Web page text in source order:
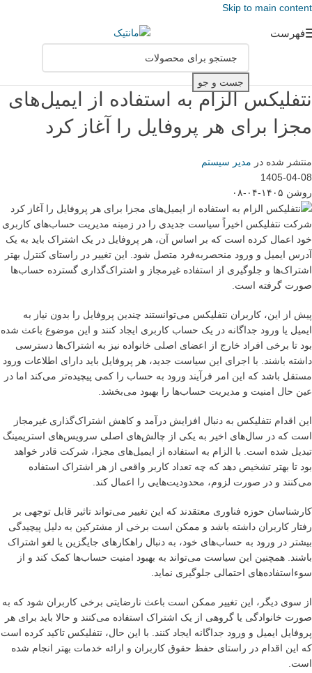
Skip to main content
فهرست
جست و جو
نتفلیکس الزام به استفاده از ایمیل‌های
مجزا برای هر پروفایل را آغاز کرد
منتشر شده در مدیر سیستم
1405-04-08
روشن ۱۴۰۵-۰۴-۰۸
شرکت نتفلیکس اخیراً سیاست جدیدی را در زمینه مدیریت حساب‌های کاربری
خود اعمال کرده است که بر اساس آن، هر پروفایل در یک اشتراک باید به یک
آدرس ایمیل و ورود منحصربه‌فرد متصل شود. این تغییر در راستای کنترل بهتر
اشتراک‌ها و جلوگیری از استفاده غیرمجاز و اشتراک‌گذاری گسترده حساب‌ها
صورت گرفته است.
پیش از این، کاربران نتفلیکس می‌توانستند چندین پروفایل را بدون نیاز به
ایمیل یا ورود جداگانه در یک حساب کاربری ایجاد کنند و این موضوع باعث شده
بود تا برخی افراد خارج از اعضای اصلی خانواده نیز به اشتراک‌ها دسترسی
داشته باشند. با اجرای این سیاست جدید، هر پروفایل باید دارای اطلاعات ورود
مستقل باشد که این امر فرآیند ورود به حساب را کمی پیچیده‌تر می‌کند اما در
عین حال امنیت و مدیریت حساب‌ها را بهبود می‌بخشد.
این اقدام نتفلیکس به دنبال افزایش درآمد و کاهش اشتراک‌گذاری غیرمجاز
است که در سال‌های اخیر به یکی از چالش‌های اصلی سرویس‌های استریمینگ
تبدیل شده است. با الزام به استفاده از ایمیل‌های مجزا، شرکت قادر خواهد
بود تا بهتر تشخیص دهد که چه تعداد کاربر واقعی از هر اشتراک استفاده
می‌کنند و در صورت لزوم، محدودیت‌هایی را اعمال کند.
کارشناسان حوزه فناوری معتقدند که این تغییر می‌تواند تاثیر قابل توجهی بر
رفتار کاربران داشته باشد و ممکن است برخی از مشترکین به دلیل پیچیدگی
بیشتر در ورود به حساب‌های خود، به دنبال راهکارهای جایگزین یا لغو اشتراک
باشند. همچنین این سیاست می‌تواند به بهبود امنیت حساب‌ها کمک کند و از
سوءاستفاده‌های احتمالی جلوگیری نماید.
از سوی دیگر، این تغییر ممکن است باعث نارضایتی برخی کاربران شود که به
صورت خانوادگی یا گروهی از یک اشتراک استفاده می‌کنند و حالا باید برای هر
پروفایل ایمیل و ورود جداگانه ایجاد کنند. با این حال، نتفلیکس تاکید کرده است
که این اقدام در راستای حفظ حقوق کاربران و ارائه خدمات بهتر انجام شده
است.